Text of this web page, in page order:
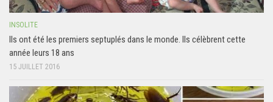
INSOLITE
Ils ont été les premiers septuplés dans le monde. Ils célèbrent cette
année leurs 18 ans
15 JUILLET 2016